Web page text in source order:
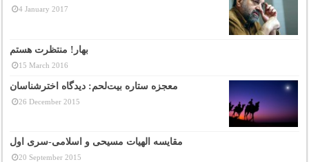
4 January 2017
بهار! منتظرت هستم
15 March 2016
معجزه ستاره بیت‌لحم: دیدگاه اخترشناسان
26 December 2015
مقایسه الهیات مسیحی و اسلامی-سری اول
20 September 2015